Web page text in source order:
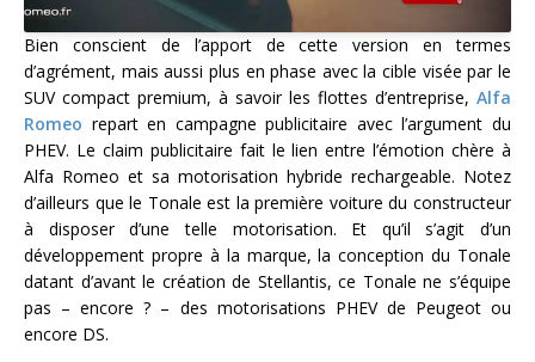
Bien conscient de l’apport de cette version en termes
d’agrément, mais aussi plus en phase avec la cible visée par le
SUV compact premium, à savoir les flottes d’entreprise, Alfa
Romeo repart en campagne publicitaire avec l’argument du
PHEV. Le claim publicitaire fait le lien entre l’émotion chère à
Alfa Romeo et sa motorisation hybride rechargeable. Notez
d’ailleurs que le Tonale est la première voiture du constructeur
à disposer d’une telle motorisation. Et qu’il s’agit d’un
développement propre à la marque, la conception du Tonale
datant d’avant le création de Stellantis, ce Tonale ne s’équipe
pas – encore ? – des motorisations PHEV de Peugeot ou
encore DS.